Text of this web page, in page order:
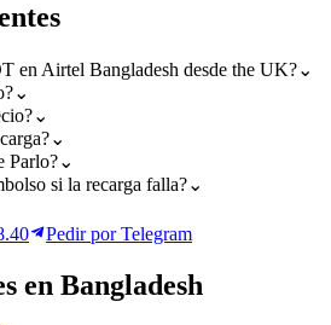
en Airtel Bangladesh desde the UK?⌄
⌄
⌄
⌄
Parlo?⌄
si la recarga falla?⌄
Pedir por Telegram
en Bangladesh